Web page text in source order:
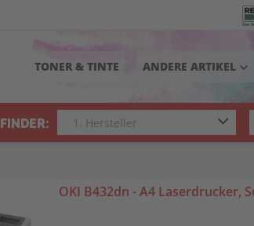
TONER & TINTE ANDERE ARTIKEL keyboard_arrow_down
OKI B432dn - A4 Laserdrucker,